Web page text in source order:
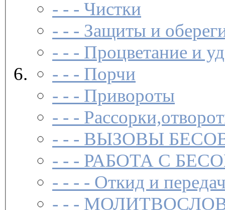
- - - Чистки­
- - - Защиты и
- - - Процветание и
- - - Порчи
- - - Привороты
- - -
- - - ВЫЗОВЫ
- - - РАБОТА С
- - - - Откид и
- - -